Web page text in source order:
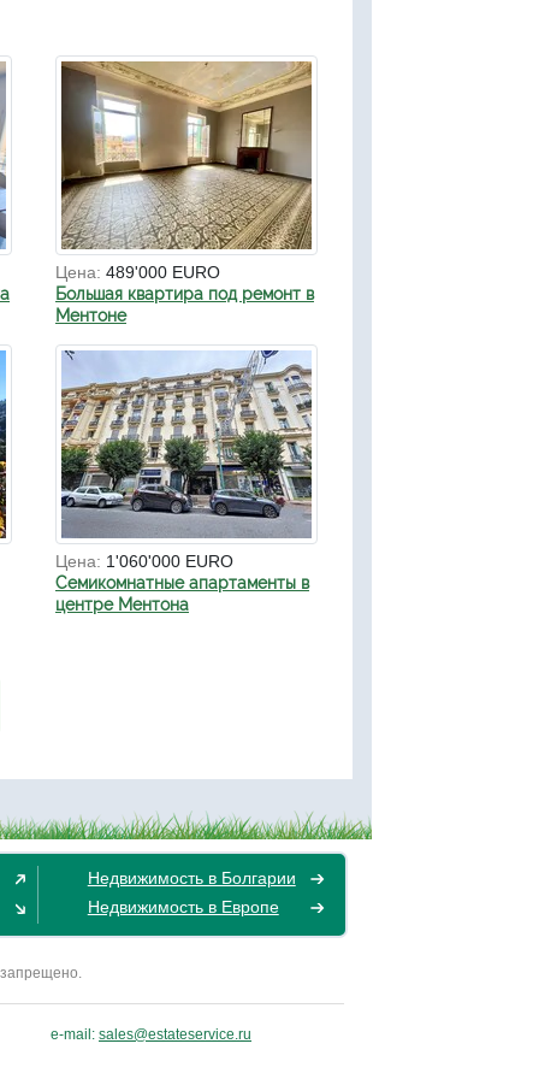
Цена: 489'000 EURO
Большая квартира под ремонт в
Ментоне
Цена: 1'060'000 EURO
Семикомнатные апартаменты в
центре Ментона
Недвижимость в Болгарии
Недвижимость в Европе
e-mail: sales@estateservice.ru